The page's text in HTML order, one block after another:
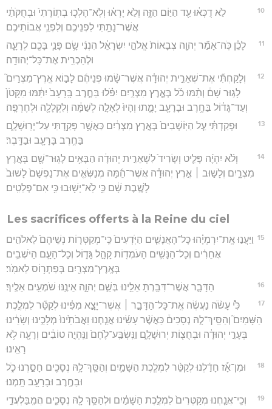
10
לֹ֣א דֻכְּא֔וּ עַ֖ד הַיּ֣וֹם הַזֶּ֑ה וְלֹ֣א יָרְא֗וּ וְלֹֽא־הָלְכ֤וּ בְתֽוֹרָתִי֙ וּבְחֻקֹּתַ֔י
אֲשֶׁר־נָתַ֥תִּי לִפְנֵיכֶ֖ם וְלִפְנֵ֥י אֲבוֹתֵיכֶֽם׃
11
לָכֵ֗ן כֹּֽה־אָמַ֞ר יְהוָ֤ה צְבָאוֹת֙ אֱלֹהֵ֣י יִשְׂרָאֵ֔ל הִנְנִ֨י שָׂ֥ם פָּנַ֛י בָּכֶ֖ם לְרָעָ֑ה
וּלְהַכְרִ֖ית אֶת־כָּל־יְהוּדָֽה׃
12
וְלָקַחְתִּ֞י אֶת־שְׁאֵרִ֣ית יְהוּדָ֗ה אֲשֶׁר־שָׂ֨מוּ פְנֵיהֶ֜ם לָב֣וֹא אֶֽרֶץ־מִצְרַיִם֮
לָג֣וּר שָׁם֒ וְתַ֨מּוּ כֹ֜ל בְּאֶ֧רֶץ מִצְרַ֣יִם יִפֹּ֗לוּ בַּחֶ֤רֶב בָּֽרָעָב֙ יִתַּ֔מּוּ מִקָּטֹן֙
וְעַד־גָּד֔וֹל בַּחֶ֥רֶב וּבָרָעָ֖ב יָמֻ֑תוּ וְהָיוּ֙ לְאָלָ֣ה לְשַׁמָּ֔ה וְלִקְלָלָ֖ה וּלְחֶרְפָּֽה׃
13
וּפָקַדְתִּ֗י עַ֤ל הַיּֽוֹשְׁבִים֙ בְּאֶ֣רֶץ מִצְרַ֔יִם כַּאֲשֶׁ֥ר פָּקַ֖דְתִּי עַל־יְרֽוּשָׁלִָ֑ם
בַּחֶ֥רֶב בָּרָעָ֖ב וּבַדָּֽבֶר׃
14
וְלֹ֨א יִהְיֶ֜ה פָּלִ֤יט וְשָׂרִיד֙ לִשְׁאֵרִ֣ית יְהוּדָ֔ה הַבָּאִ֥ים לָגֽוּר־שָׁ֖ם בְּאֶ֣רֶץ
מִצְרָ֑יִם וְלָשׁ֣וּב ׀ אֶ֣רֶץ יְהוּדָ֗ה אֲשֶׁר־הֵ֜מָּה מְנַשְּׂאִ֤ים אֶת־נַפְשָׁם֙ לָשׁוּב֙
לָשֶׁ֣בֶת שָׁ֔ם כִּ֥י לֹֽא־יָשׁ֖וּבוּ כִּ֥י אִם־פְּלֵטִֽים׃
Les sacrifices offerts à la Reine du ciel
15 וַיַּעֲנ֣וּ אֶֽת־יִרְמְיָ֗הוּ כָּל־הָאֲנָשִׁ֤ים הַיֹּֽדְעִים֙ כִּֽי־מְקַטְּר֤וֹת נְשֵׁיהֶם֙ לֵאלֹהִ֣ים
אֲחֵרִ֔ים וְכָל־הַנָּשִׁ֥ים הָעֹמְד֖וֹת קָהָ֣ל גָּד֑וֹל וְכָל־הָעָ֛ם הַיֹּשְׁבִ֥ים
בְּאֶֽרֶץ־מִצְרַ֖יִם בְּפַתְר֥וֹס לֵאמֹֽר׃
16 הַדָּבָ֛ר אֲשֶׁר־דִּבַּ֥רְתָּ אֵלֵ֖ינוּ בְּשֵׁ֣ם יְהוָ֑ה אֵינֶ֥נּוּ שֹׁמְעִ֖ים אֵלֶֽיךָ׃
17
כִּ֩י עָשֹׂ֨ה נַעֲשֶׂ֜ה אֶֽת־כָּל־הַדָּבָ֣ר ׀ אֲשֶׁר־יָצָ֣א מִפִּ֗ינוּ לְקַטֵּ֞ר לִמְלֶ֣כֶת
הַשָּׁמַיִם֮ וְהַסֵּֽיךְ־לָ֣הּ נְסָכִים֒ כַּאֲשֶׁ֨ר עָשִׂ֜ינוּ אֲנַ֤חְנוּ וַאֲבֹתֵ֙ינוּ֙ מְלָכֵ֣ינוּ וְשָׂרֵ֔ינוּ
בְּעָרֵ֣י יְהוּדָ֔ה וּבְחֻצ֖וֹת יְרוּשָׁלִָ֑ם וַנִּֽשְׂבַּֽע־לֶ֙חֶם֙ וַנִּֽהְיֶ֣ה טוֹבִ֔ים וְרָעָ֖ה לֹ֥א
רָאִֽינוּ׃
18
וּמִן־אָ֡ז חָדַ֜לְנוּ לְקַטֵּ֨ר לִמְלֶ֧כֶת הַשָּׁמַ֛יִם וְהַסֵּֽךְ־לָ֥הּ נְסָכִ֖ים חָסַ֣רְנוּ כֹ֑ל
וּבַחֶ֥רֶב וּבָרָעָ֖ב תָּֽמְנוּ׃
19
וְכִֽי־אֲנַ֤חְנוּ מְקַטְּרִים֙ לִמְלֶ֣כֶת הַשָּׁמַ֔יִם וּלְהַסֵּ֥ךְ לָ֖הּ נְסָכִ֑ים הֲמִֽבַּלְעֲדֵ֣י